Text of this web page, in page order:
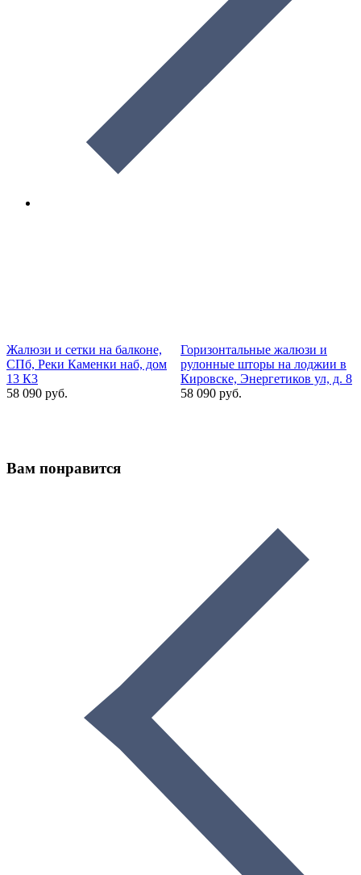
Жалюзи и сетки на балконе,
СПб, Реки Каменки наб, дом
13 К3
58 090 руб.
Горизонтальные жалюзи и
рулонные шторы на лоджии в
Кировске, Энергетиков ул, д. 8
58 090 руб.
Вам понравится